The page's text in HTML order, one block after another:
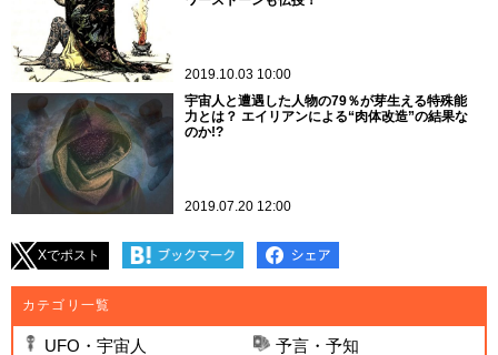
2019.10.03 10:00
宇宙人と遭遇した人物の79％が芽生える特殊能
力とは？ エイリアンによる“肉体改造”の結果な
のか!?
2019.07.20 12:00
Xでポスト
カテゴリ一覧
UFO・宇宙人
予言・予知